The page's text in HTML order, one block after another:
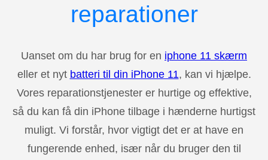
reparationer
Uanset om du har brug for en iphone 11 skærm
eller et nyt batteri til din iPhone 11, kan vi hjælpe.
Vores reparationstjenester er hurtige og effektive,
så du kan få din iPhone tilbage i hænderne hurtigst
muligt. Vi forstår, hvor vigtigt det er at have en
fungerende enhed, især når du bruger den til